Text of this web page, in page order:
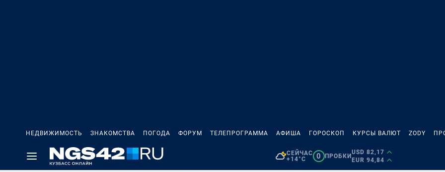
НЕДВИЖИМОСТЬ ЗНАКОМСТВА ПОГОДА ФОРУМ ТЕЛЕПРОГРАММА АФИША ГОРОСКОП КУРСЫ ВАЛЮТ ZODY
СЕЙЧАС
+14°C
0 ПРОБКИ
USD 82,17
EUR 94,84